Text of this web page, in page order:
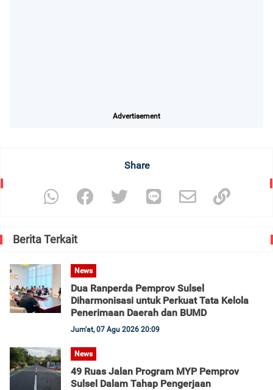
Advertisement
Share
Berita Terkait
News
Dua Ranperda Pemprov Sulsel
Diharmonisasi untuk Perkuat Tata Kelola
Penerimaan Daerah dan BUMD
Jum'at, 07 Agu 2026 20:09
News
49 Ruas Jalan Program MYP Pemprov
Sulsel Dalam Tahap Pengerjaan